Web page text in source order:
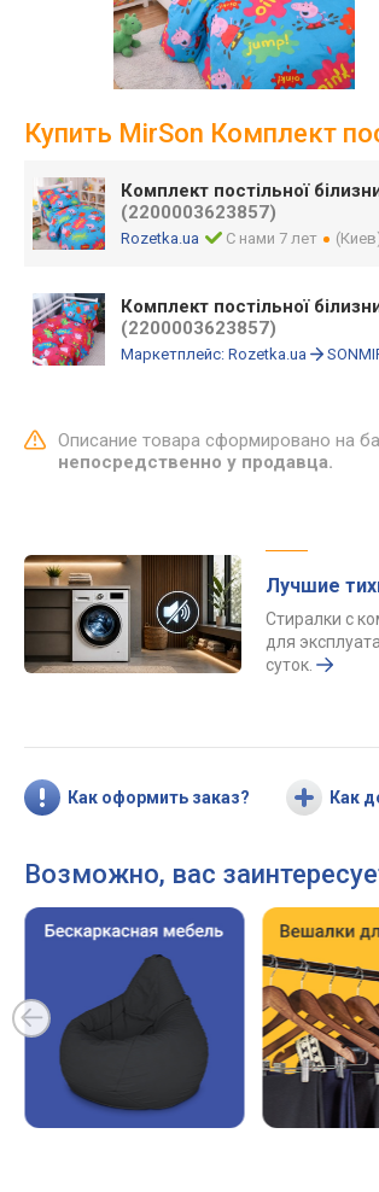
Купить MirSon Комплект
Комплект постільної
(2200003623857)
Rozetka.ua С нами 7 лет
Комплект постільної
(2200003623857)
Маркетплейс: Rozetka.ua
Описание товара сформировано на
непосредственно у продавца.
Лучшие
Стиралки с
для
суток.
Как оформить заказ? Как
Возможно, вас